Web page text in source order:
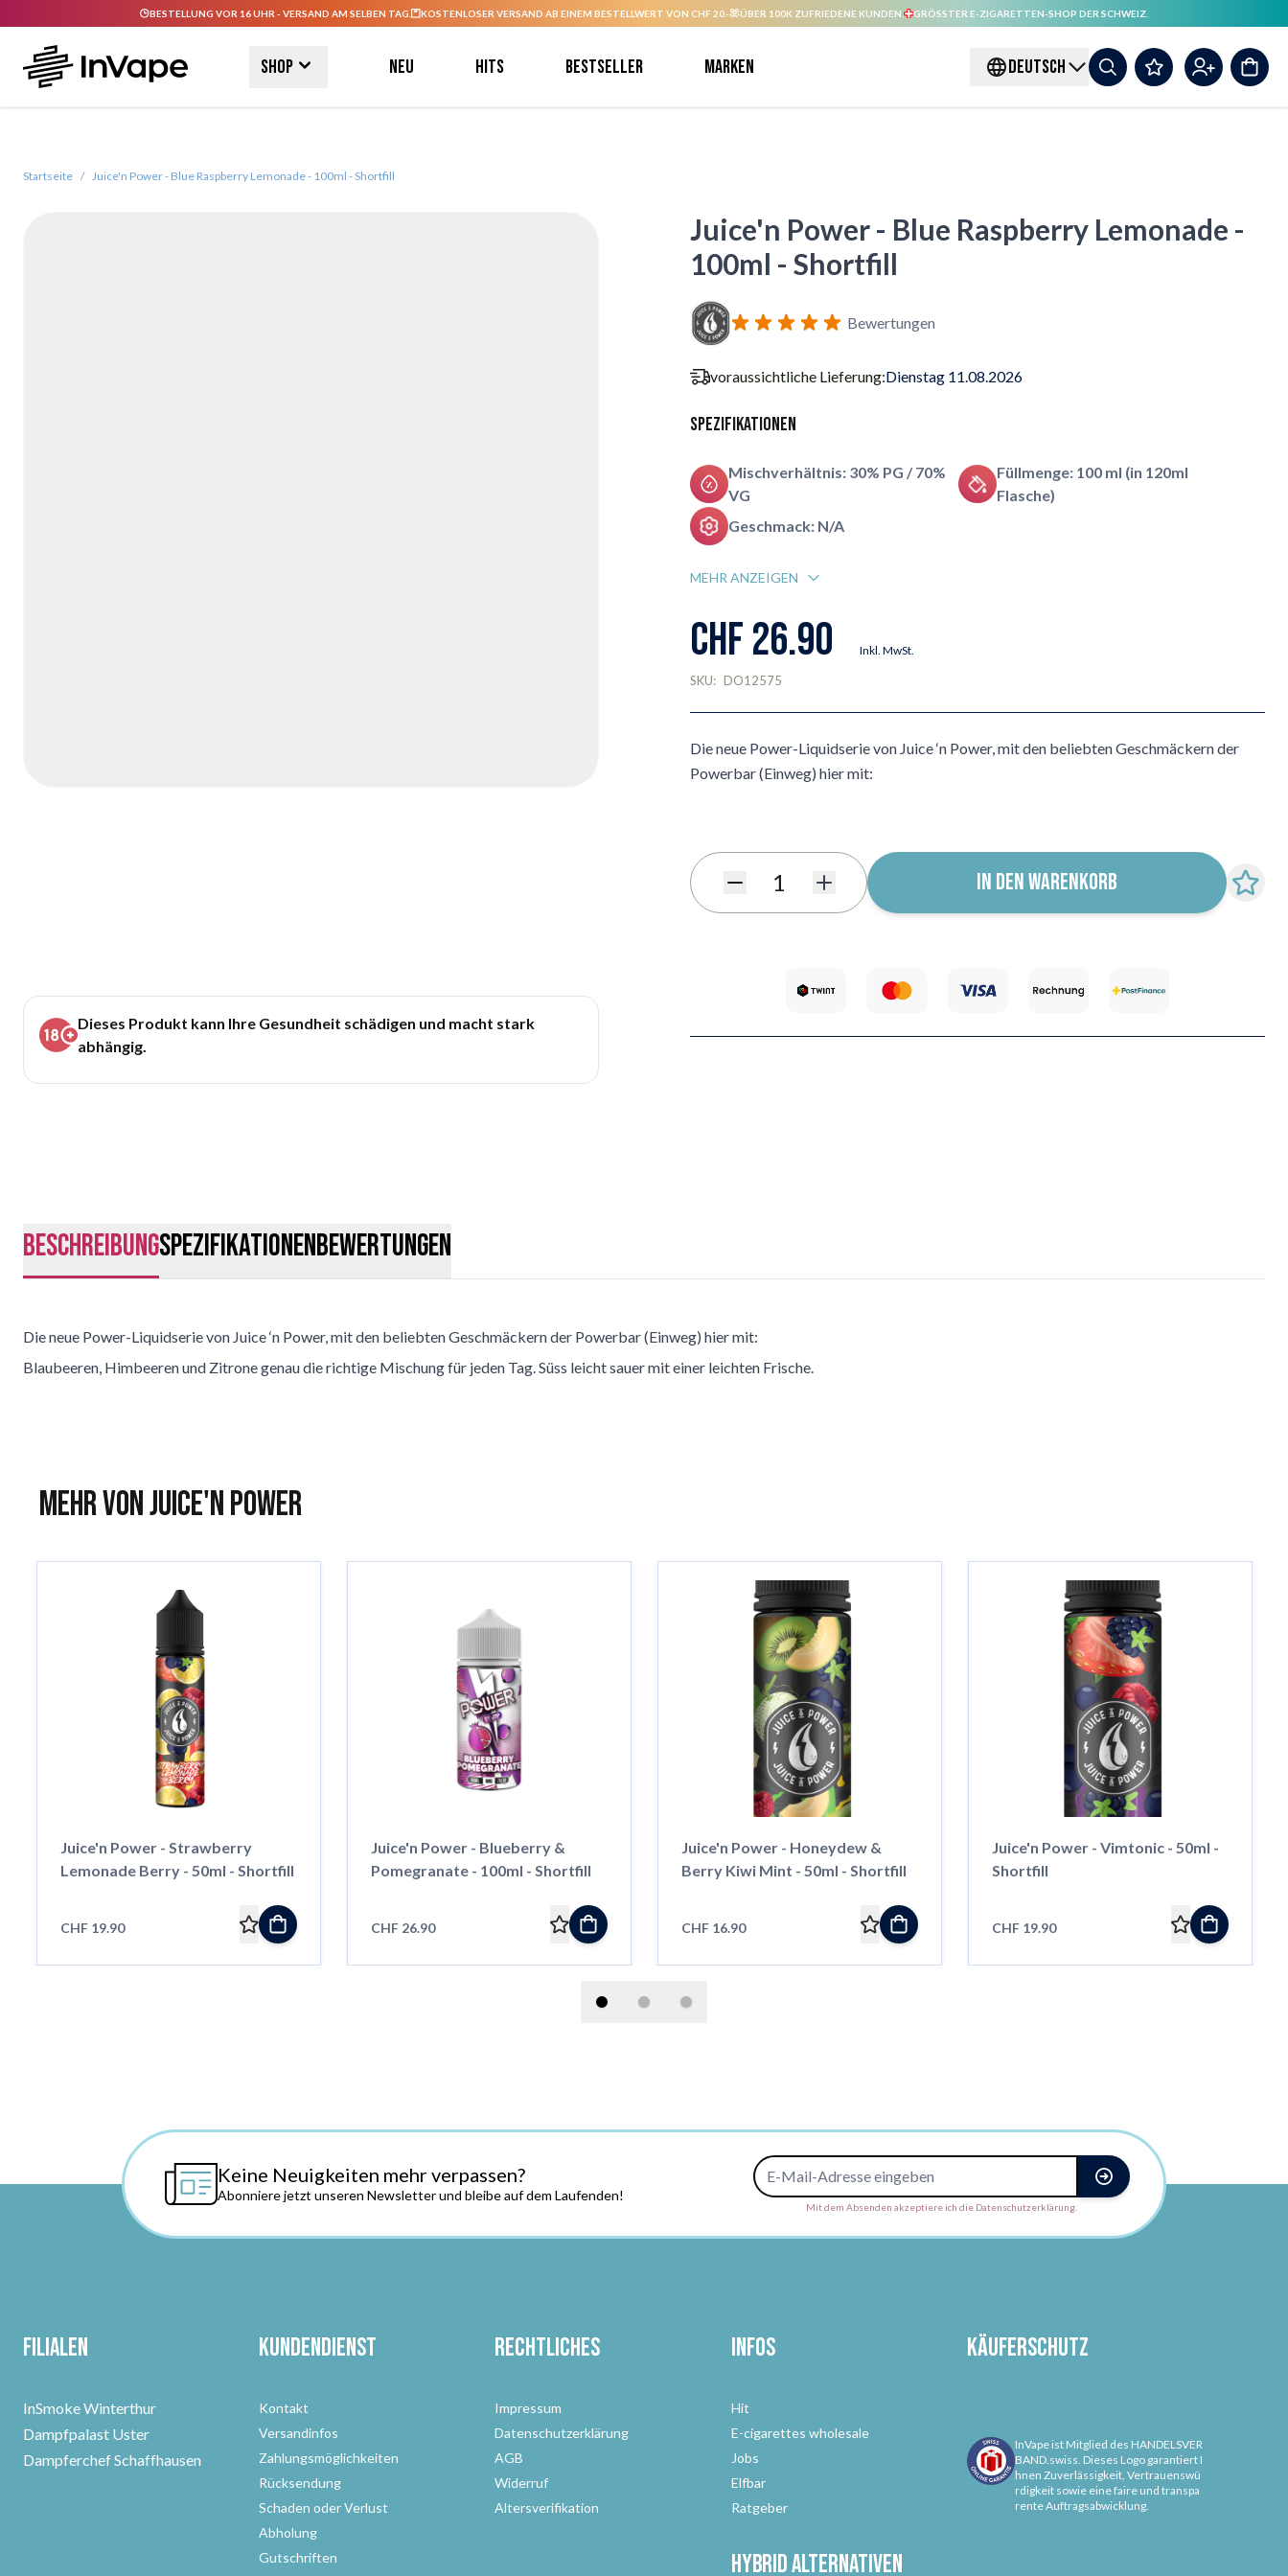
BESTELLUNG VOR 16 UHR - VERSAND AM SELBEN TAG. KOSTENLOSER VERSAND AB EINEM BESTELLWERT VON CHF 20.- ÜBER 100K ZUFRIEDENE KUNDEN. GRÖSSTER E-ZIGARETTEN-SHOP DER SCHWEIZ.
Shop Neu Hits Bestseller Marken DEUTSCH
Startseite / Juice'n Power - Blue Raspberry Lemonade - 100ml - Shortfill
Dieses Produkt kann Ihre Gesundheit schädigen und macht stark
abhängig.
Juice'n Power - Blue Raspberry Lemonade -
100ml - Shortfill
Bewertungen
voraussichtliche Lieferung:Dienstag 11.08.2026
Spezifikationen
Mischverhältnis: 30% PG / 70%
VG
Füllmenge: 100 ml (in 120ml
Flasche)
Geschmack: N/A
MEHR ANZEIGEN
CHF 26.90 Inkl. MwSt.
SKU: DO12575
Die neue Power-Liquidserie von Juice ‘n Power, mit den beliebten Geschmäckern der
Powerbar (Einweg) hier mit:
IN DEN WARENKORB
BeschreibungSpezifikationenBewertungen
Die neue Power-Liquidserie von Juice ‘n Power, mit den beliebten Geschmäckern der Powerbar (Einweg) hier mit:
Blaubeeren, Himbeeren und Zitrone genau die richtige Mischung für jeden Tag. Süss leicht sauer mit einer leichten Frische.
Mehr von Juice'n Power
Juice'n Power - Strawberry
Lemonade Berry - 50ml - Shortfill
CHF 19.90
Juice'n Power - Blueberry &
Pomegranate - 100ml - Shortfill
CHF 26.90
Juice'n Power - Honeydew &
Berry Kiwi Mint - 50ml - Shortfill
CHF 16.90
Juice'n Power - Vimtonic - 50ml -
Shortfill
CHF 19.90
Keine Neuigkeiten mehr verpassen?
Abonniere jetzt unseren Newsletter und bleibe auf dem Laufenden!
E-Mail-Adresse
Mit dem Absenden akzeptiere ich die Datenschutzerklärung.
Filialen
InSmoke Winterthur
Dampfpalast Uster
Dampferchef Schaffhausen
Kundendienst
Kontakt
Versandinfos
Zahlungsmöglichkeiten
Rücksendung
Schaden oder Verlust
Abholung
Gutschriften
Rechtliches
Impressum
Datenschutzerklärung
AGB
Widerruf
Altersverifikation
Infos
Hit
E-cigarettes wholesale
Jobs
Elfbar
Ratgeber
Hybrid Alternativen
Käuferschutz
InVape ist Mitglied des HANDELSVER
BAND.swiss. Dieses Logo garantiert I
hnen Zuverlässigkeit, Vertrauenswü
rdigkeit sowie eine faire und transpa
rente Auftragsabwicklung.